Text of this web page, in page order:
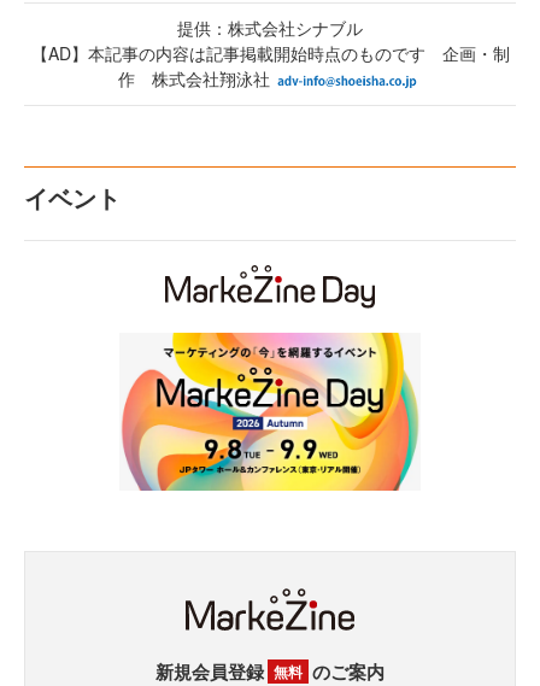
提供：株式会社シナブル
【AD】本記事の内容は記事掲載開始時点のものです 企画・制
作 株式会社翔泳社
イベント
新規会員登録 無料 のご案内